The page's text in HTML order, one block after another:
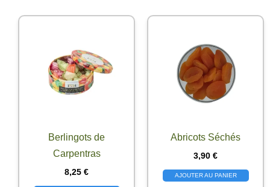
Berlingots de
Carpentras
8,25 €
Abricots Séchés
3,90 €
AJOUTER AU PANIER